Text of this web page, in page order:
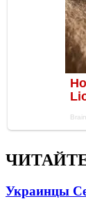
Украинцы